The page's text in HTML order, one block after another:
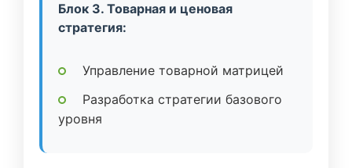
Блок 3. Товарная и ценовая
стратегия:
Управление товарной матрицей
Разработка стратегии базового
уровня